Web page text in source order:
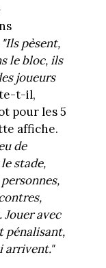
"Ils pèsent,
le bloc, ils
joueurs
t-il,
pour les 5
affiche.
de
stade,
avec
pénalisant,
arrivent."